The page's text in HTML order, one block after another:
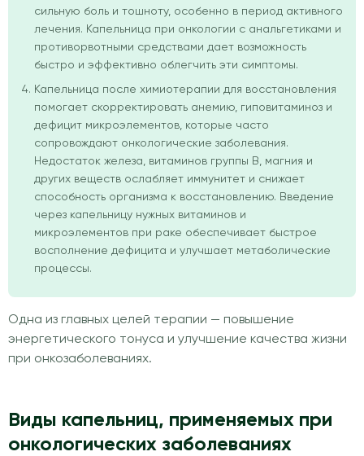
сильную боль и тошноту, особенно в период активного
лечения. Капельница при онкологии с анальгетиками и
противорвотными средствами дает возможность
быстро и эффективно облегчить эти симптомы.
Капельница после химиотерапии для восстановления
помогает скорректировать анемию, гиповитаминоз и
дефицит микроэлементов, которые часто
сопровождают онкологические заболевания.
Недостаток железа, витаминов группы B, магния и
других веществ ослабляет иммунитет и снижает
способность организма к восстановлению. Введение
через капельницу нужных витаминов и
микроэлементов при раке обеспечивает быстрое
восполнение дефицита и улучшает метаболические
процессы.
Одна из главных целей терапии — повышение
энергетического тонуса и улучшение качества жизни
при онкозаболеваниях.
Виды капельниц, применяемых при
онкологических заболеваниях